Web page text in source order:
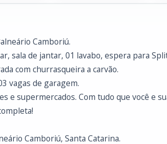
Camboriú.
sala de jantar, 01 lavabo, espera para
com churrasqueira a carvão.
vagas de garagem.
e supermercados. Com tudo que você e
Camboriú, Santa Catarina.